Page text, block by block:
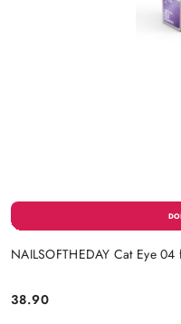
NAILSOFTHEDAY Cat Eye
Cena:
38.90